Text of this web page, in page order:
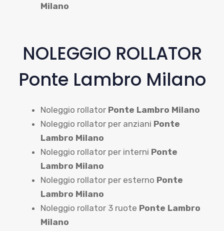
Milano
NOLEGGIO ROLLATOR
Ponte Lambro Milano
Noleggio rollator Ponte Lambro Milano
Noleggio rollator per anziani Ponte
Lambro Milano
Noleggio rollator per interni Ponte
Lambro Milano
Noleggio rollator per esterno Ponte
Lambro Milano
Noleggio rollator 3 ruote Ponte Lambro
Milano